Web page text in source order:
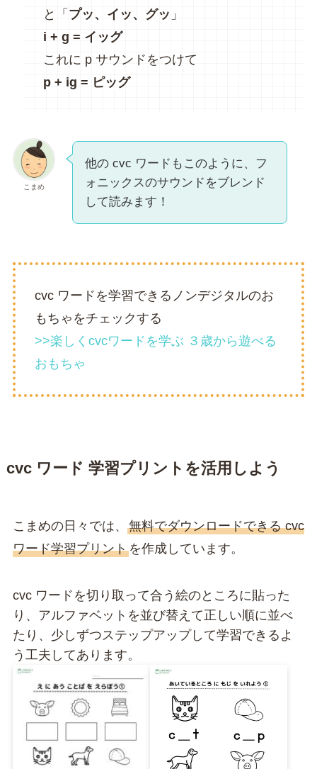
と「 プッ、イッ、グッ 」
i + g = イッグ
これに p サウンドをつけて
p + ig = ピッグ
こまめ
他の cvc ワードもこのように、フ
ォニックスのサウンドをブレンド
して読みます！
cvc ワードを学習できるノンデジタルのお
もちゃをチェックする
>>楽しくcvcワードを学ぶ ３歳から遊べる
おもちゃ
cvc ワード 学習プリントを活用しよう
こまめの日々では、 無料でダウンロードできる cvc
ワード学習プリントを作成しています。
cvc ワードを切り取って合う絵のところに貼った
り、アルファベットを並び替えて正しい順に並べ
たり、少しずつステップアップして学習できるよ
う工夫してあります。